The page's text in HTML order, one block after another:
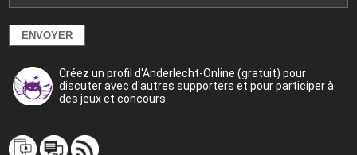
Créez un profil d'Anderlecht-Online (gratuit) pour
discuter avec d'autres supporters et pour participer à
des jeux et concours.